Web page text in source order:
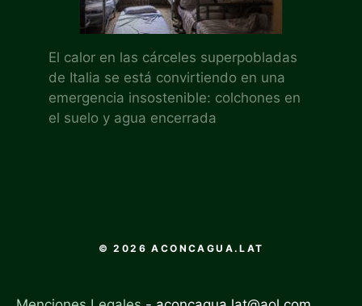
El calor en las cárceles superpobladas
de Italia se está convirtiendo en una
emergencia insostenible: colchones en
el suelo y agua encerrada
© 2026 ACONCAGUA.LAT